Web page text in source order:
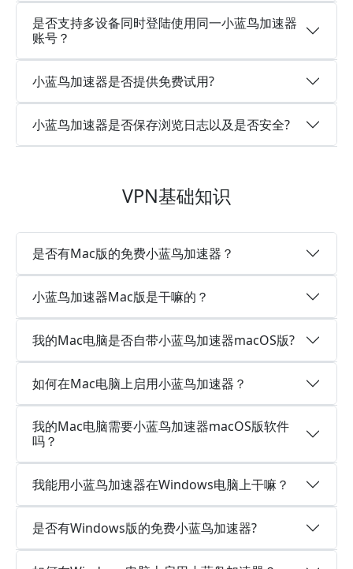
是否支持多设备同时登陆使用同一小蓝鸟加速器
账号？
小蓝鸟加速器是否提供免费试用?
小蓝鸟加速器是否保存浏览日志以及是否安全?
VPN基础知识
是否有Mac版的免费小蓝鸟加速器？
小蓝鸟加速器Mac版是干嘛的？
我的Mac电脑是否自带小蓝鸟加速器macOS版?
如何在Mac电脑上启用小蓝鸟加速器？
我的Mac电脑需要小蓝鸟加速器macOS版软件
吗？
我能用小蓝鸟加速器在Windows电脑上干嘛？
是否有Windows版的免费小蓝鸟加速器?